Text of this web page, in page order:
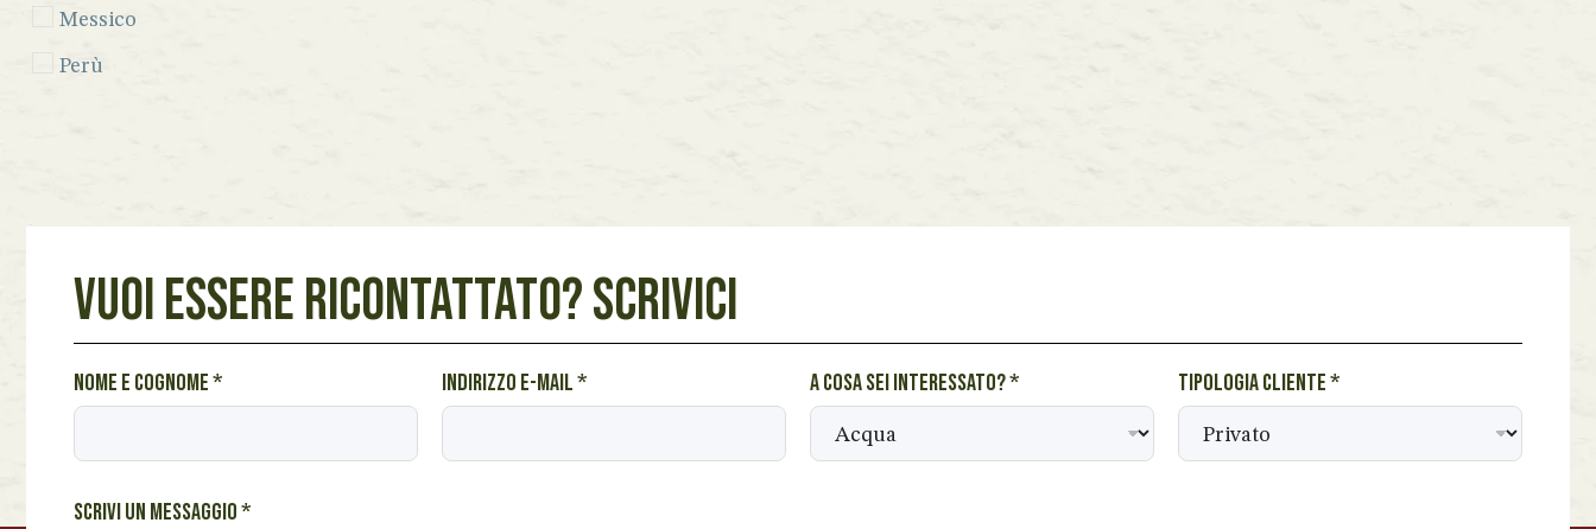
Messico
Perù
Vietnam
Lazio
Marche
VUOI ESSERE RICONTATTATO? SCRIVICI
Nome e cognome* Indirizzo e-mail* A cosa sei interessato?* Tipologia cliente*
Scrivi un messaggio*